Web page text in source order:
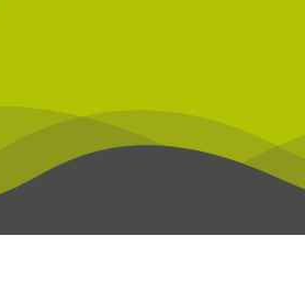
den gesperrten Inhalt.